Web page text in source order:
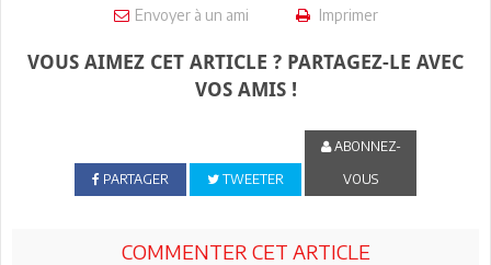
Envoyer à un ami Imprimer
VOUS AIMEZ CET ARTICLE ? PARTAGEZ-LE AVEC
VOS AMIS !
PARTAGER TWEETER
ABONNEZ-
VOUS
COMMENTER CET ARTICLE